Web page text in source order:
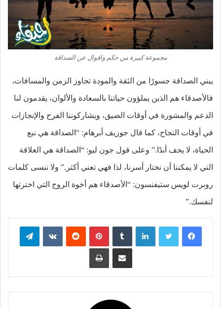
مجموعة كبيرة من حكم واقوال عن الصداقة
يبني الصداقة جسورًا من الثقة والمودة تجاوز الزمن والمسافات،
فالأصدقاء هم الذين يملؤون حياتنا بالسعادة والألوان، يقدمون لنا
الدعم والمشورة في أوقات الضيق، ويشاركوننا الفرح والإنجازات
في أوقات النجاح، كما قال جوزيف أبرهام: “الصداقة هي نبع
الحياة، لا يجف أبدًا.” وعلى قول جون ليو: “الصداقة هي العلاقة
التي لا يمكننا أن نختار أسرنا، لذا فهي تعني أكثر.” ولا ننسى كلمات
روبرت لويس ستيفنسون: “الأصدقاء هم أخوة الروح التي اخترتها
لنفسك.”
فيسبوكتويتر لينكدإن ‏Tumblr بينتيريست
‏Reddit
‏VKontakte تيلقرام
مشاركة عبر البريد طباعة